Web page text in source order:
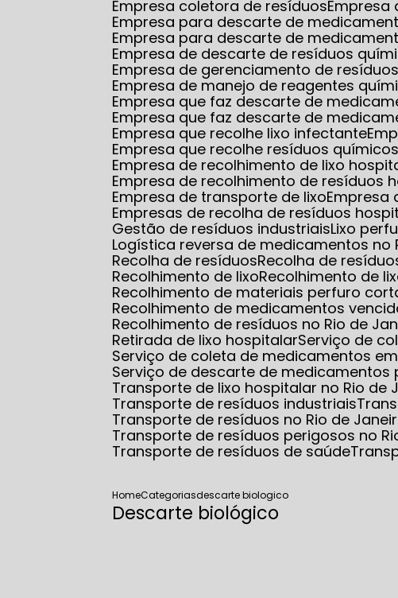
Empresa coletora de resíduos
Empresa para descarte de
Empresa para descarte de
Empresa de descarte de resíduos
Empresa de gerenciamento de resíduos
Empresa de manejo de reagentes
Empresa que faz descarte de
Empresa que faz descarte de
Empresa que recolhe lixo infectante
Empresa que recolhe resíduos químicos
Empresa de recolhimento de lixo
Empresa de recolhimento de resíduos
Empresa de transporte de lixo
Empresas de recolha de resíduos
Gestão de resíduos industriais Lixo
Logística reversa de medicamentos no
Recolha de resíduos Recolha de
Recolhimento de lixo Recolhimento de
Recolhimento de materiais perfuro
Recolhimento de medicamentos
Recolhimento de resíduos no Rio de
Retirada de lixo hospitalar Serviço de
Serviço de coleta de medicamentos
Serviço de descarte de
Transporte de lixo hospitalar no Rio de
Transporte de resíduos industriais
Transporte de resíduos no Rio de
Transporte de resíduos perigosos no
Transporte de resíduos de saúde
HomeCategoriasdescarte biologico
Descarte biológico